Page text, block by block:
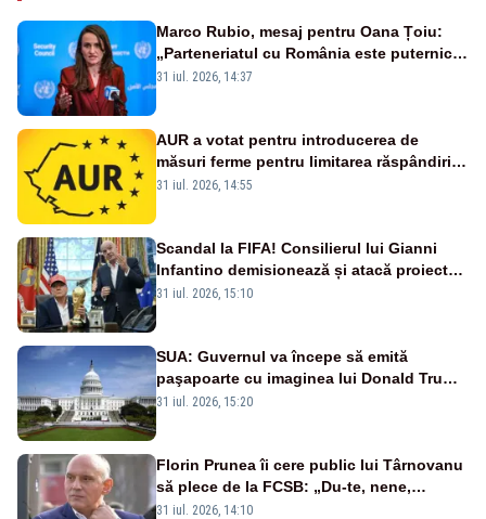
Marco Rubio, mesaj pentru Oana Țoiu:
„Parteneriatul cu România este puternic
și prețuit”
31 iul. 2026, 14:37
AUR a votat pentru introducerea de
măsuri ferme pentru limitarea răspândirii
virusului pestei porcine africane
31 iul. 2026, 14:55
Scandal la FIFA! Consilierul lui Gianni
Infantino demisionează și atacă proiectul
privind investitorii străini
31 iul. 2026, 15:10
SUA: Guvernul va începe să emită
paşapoarte cu imaginea lui Donald Trump
începând cu 8 august
31 iul. 2026, 15:20
Florin Prunea îi cere public lui Târnovanu
să plece de la FCSB: „Du-te, nene,
învârtindu-te!”
31 iul. 2026, 14:10